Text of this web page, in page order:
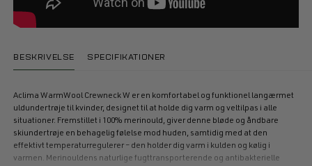
BESKRIVELSE SPECIFIKATIONER
Aclima WarmWool Crewneck W er en komfortabel og funktionel langærmet
uldundertrøje til kvinder, designet til at holde dig varm og veltilpas i alle
situationer. Fremstillet i 100% merinould, giver denne bløde og åndbare
skiundertrøje en behagelig følelse mod huden, samtidig med at den
effektivt temperaturregulerer – den holder dig varm i kulden og kølig i
varmen. Merinouldens naturlige fugttransporterende og antibakterielle